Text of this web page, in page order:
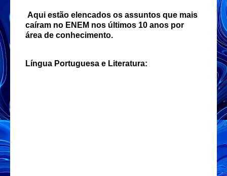
Aqui estão elencados os assuntos que mais
caíram no ENEM nos últimos 10 anos por
área de conhecimento.
Língua Portuguesa e Literatura: